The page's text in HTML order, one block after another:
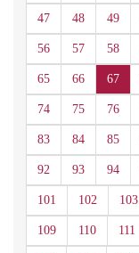
47 48 49
56 57 58
65 66 67
74 75 76
83 84 85
92 93 94
101 102 103
109 110 111